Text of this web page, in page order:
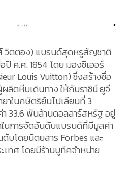
วิตตอง) แบรนด์สุดหรูสัญชาติ
ค.ศ. 1854 โดย มองซิเออร์
Louis Vuitton) ซึ่งสร้างชื่อ
ลิตหีบเดินทาง ให้กับราชินี ยูจี
าในกษัตริย์นโปเลียนที่ 3
33.6 พันล้านดอลลาร์สหรัฐ อยู่
ในการจัดอันดับแบรนด์ที่มีมูลค่า
บโดยนิตยสาร Forbes และ
เทศ โดยมีร้านบูทีคจำหน่าย